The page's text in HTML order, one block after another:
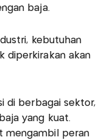
baja.
kebutuhan
diperkirakan akan
di berbagai sektor,
yang kuat.
mengambil peran